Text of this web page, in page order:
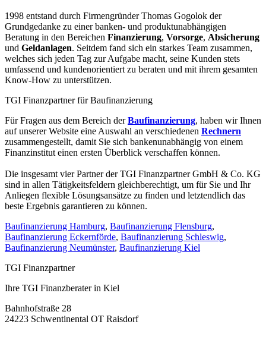
1998 entstand durch Firmengründer Thomas Gogolok der
Grundgedanke zu einer banken- und produktunabhängigen
Beratung in den Bereichen Finanzierung, Vorsorge, Absicherung
und Geldanlagen. Seitdem fand sich ein starkes Team zusammen,
welches sich jeden Tag zur Aufgabe macht, seine Kunden stets
umfassend und kundenorientiert zu beraten und mit ihrem gesamten
Know-How zu unterstützen.
TGI Finanzpartner für Baufinanzierung
Für Fragen aus dem Bereich derBaufinanzierung, haben wir Ihnen
auf unserer Website eine Auswahl an verschiedenen Rechnern
zusammengestellt, damit Sie sich bankenunabhängig von einem
Finanzinstitut einen ersten Überblick verschaffen können.
Die insgesamt vier Partner der TGI Finanzpartner GmbH & Co. KG
sind in allen Tätigkeitsfeldern gleichberechtigt, um für Sie und Ihr
Anliegen flexible Lösungsansätze zu finden und letztendlich das
beste Ergebnis garantieren zu können.
Baufinanzierung Hamburg, Baufinanzierung Flensburg,
Baufinanzierung Eckernförde, Baufinanzierung Schleswig,
Baufinanzierung Neumünster, Baufinanzierung Kiel
TGI Finanzpartner
Ihre TGI Finanzberater in Kiel
Bahnhofstraße 28
24223 Schwentinental OT Raisdorf